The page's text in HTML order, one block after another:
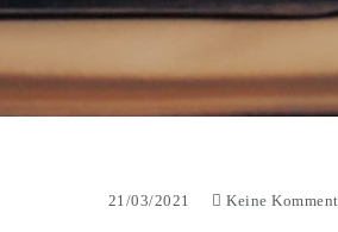
21/03/2021 Keine